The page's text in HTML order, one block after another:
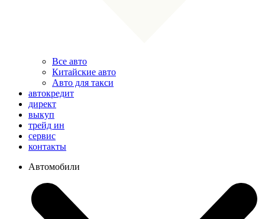
Все авто
Китайские авто
Авто для такси
автокредит
директ
выкуп
трейд ин
сервис
контакты
Автомобили